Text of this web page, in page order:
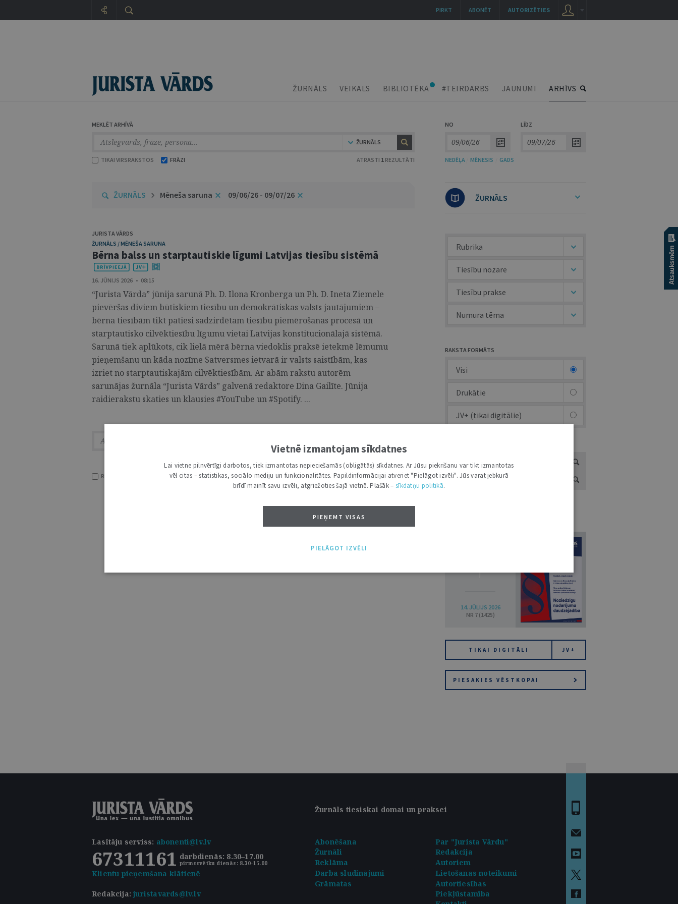
ŽURNĀLS VEIKALS BIBLIOTĒKA #TEIRDARBS JAUNUMI ARHĪVS
MEKLĒT ARHĪVĀ
ŽURNĀLS
TIKAI VIRSRAKSTOS FRĀZI ATRASTI 1 REZULTĀTI
NO LĪDZ
NEDĒĻA MĒNESIS GADS
ŽURNĀLS Mēneša saruna 09/06/26 - 09/07/26
JURISTA VĀRDS
ŽURNĀLS / MĒNEŠA SARUNA
Bērna balss un starptautiskie līgumi Latvijas tiesību sistēmā
16. JŪNIJS 2026 • 08:15
“Jurista Vārda” jūnija sarunā Ph. D. Ilona Kronberga un Ph. D. Ineta Ziemele
pievēršas diviem būtiskiem tiesību un demokrātiskas valsts jautājumiem –
bērna tiesībām tikt patiesi sadzirdētam tiesību piemērošanas procesā un
starptautisko cilvēktiesību līgumu vietai Latvijas konstitucionālajā sistēmā.
Sarunā tiek aplūkots, cik lielā mērā bērna viedoklis praksē ietekmē lēmumu
pieņemšanu un kāda nozīme Satversmes ietvarā ir valsts saistībām, kas
izriet no starptautiskajām cilvēktiesībām. Ar abām rakstu autorēm
sarunājas žurnāla “Jurista Vārds” galvenā redaktore Dina Gailīte. Jūnija
raidierakstu skaties un klausies #YouTube un #Spotify. ...
RĀDĪT TIKAI VIRSRAKSTUS
ŽURNĀLS
Rubrika
Tiesību nozare
Tiesību prakse
Numura tēma
RAKSTA FORMĀTS
Visi
Drukātie
JV+ (tikai digitālie)
7
14. JŪLIJS 2026
NR 7 (1425)
TIKAI DIGITĀLI JV+
PIESAKIES VĒSTKOPAI
Žurnāls tiesiskai domai un praksei
Lasītāju serviss: abonenti@lv.lv
67311161 darbdienās: 8.30–17.00
pirmssvētku dienās: 8.30–15.00
Klientu pieņemšana klātienē
Abonēšana
Par "Jurista Vārdu"
Žurnāli
Redakcija
Reklāma
Autoriem
Darba sludinājumi
Lietošanas noteikumi
Redakcija:juristavards@lv.lv
Grāmatas
Autortiesības
Piekļūstamība
AUTORIZĒTIES
ABONĒT
PIRKT
Vietnē izmantojam sīkdatnes
Lai vietne pilnvērtīgi darbotos, tiek izmantotas nepieciešamās (obligātās) sīkdatnes. Ar Jūsu piekrišanu var tikt izmantotas
vēl citas – statistikas, sociālo mediju un funkcionalitātes. Papildinformācijai atveriet "Pielāgot izvēli". Jūs varat jebkurā
brīdī mainīt savu izvēli, atgriežoties šajā vietnē. Plašāk – sīkdatņu politikā.
PIEŅEMT VISAS
PIELĀGOT IZVĒLI